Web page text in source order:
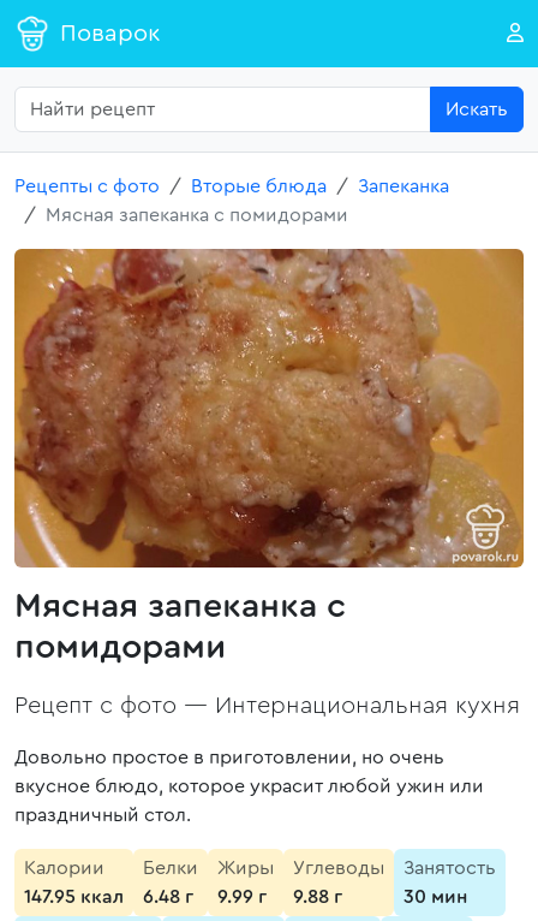
Поварок
Искать
Рецепты с фото Вторые блюда
Запеканка
Мясная запеканка с помидорами
Мясная запеканка с
помидорами
Рецепт с фото — Интернациональная кухня
Довольно простое в приготовлении, но очень
вкусное блюдо, которое украсит любой ужин или
праздничный стол.
Калории
147.95 ккал
Белки
6.48 г
Жиры
9.99 г
Углеводы
9.88 г
Занятость
30 мин